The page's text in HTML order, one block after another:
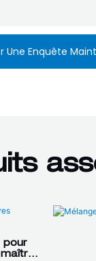
Une Enquête
pour